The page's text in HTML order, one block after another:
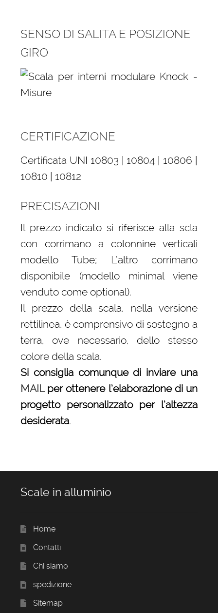
SENSO DI SALITA E POSIZIONE
GIRO
CERTIFICAZIONE
Certificata UNI 10803 | 10804 | 10806 |
10810 | 10812
PRECISAZIONI
Il prezzo indicato si riferisce alla scla
con corrimano a colonnine verticali
modello Tube; L’altro corrimano
disponibile (modello minimal viene
venduto come optional).
Il prezzo della scala, nella versione
rettilinea, è comprensivo di sostegno a
terra, ove necessario, dello stesso
colore della scala.
Si consiglia comunque di inviare una
MAILper ottenere l’elaborazione di un
progetto personalizzato per l’altezza
desiderata.
Scale in alluminio
Home
Contatti
Chi siamo
spedizione
Sitemap